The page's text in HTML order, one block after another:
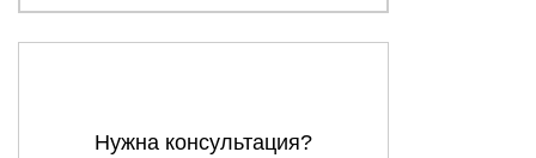
Нужна консультация?